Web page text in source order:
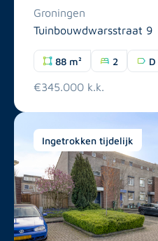
Groningen
Tuinbouwdwarsstraat 9
88 m² 2 D
€345.000 k.k.
Ingetrokken tijdelijk